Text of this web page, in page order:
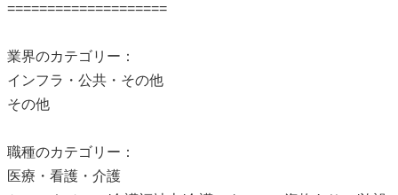
====================
業界のカテゴリー：
インフラ・公共・その他
その他
職種のカテゴリー：
医療・看護・介護